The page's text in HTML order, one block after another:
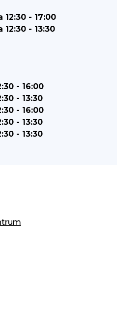
12:30 - 17:00
12:30 - 13:30
- 16:00
- 13:30
- 16:00
- 13:30
- 13:30